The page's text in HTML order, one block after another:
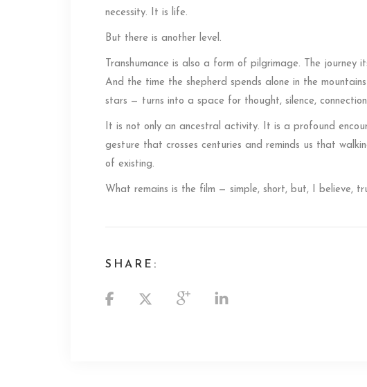
necessity. It is life.
But there is another level.
Transhumance is also a form of pilgrimage. The journey
And the time the shepherd spends alone in the
stars — turns into a space for thought, silence,
It is not only an ancestral activity. It is a profound
gesture that crosses centuries and reminds us that
of existing.
What remains is the film — simple, short, but, I believe,
SHARE: